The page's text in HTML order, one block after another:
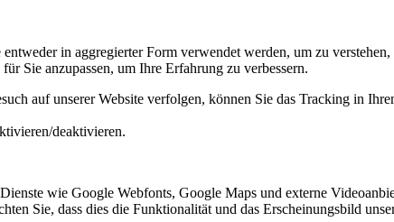
in aggregierter Form verwendet werden, um zu
Sie anzupassen, um Ihre Erfahrung zu verbessern.
auf unserer Website verfolgen, können Sie das Tracking in
deaktivieren.
wie Google Webfonts, Google Maps und externe
Sie, dass dies die Funktionalität und das Erscheinungsbild